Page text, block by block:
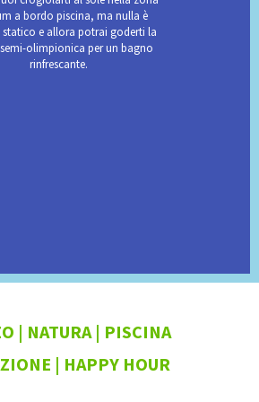
a bordo piscina, ma nulla è
statico e allora potrai goderti la
olimpionica per un bagno
rinfrescante.
| NATURA | PISCINA
| HAPPY HOUR